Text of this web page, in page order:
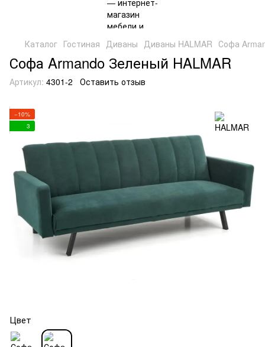
Каталог Гостиная Диваны Диваны HALMAR Софа
Софа Armando Зеленый HALMAR
Артикул: 4301-2 Оставить отзыв
−10%
3
Цвет